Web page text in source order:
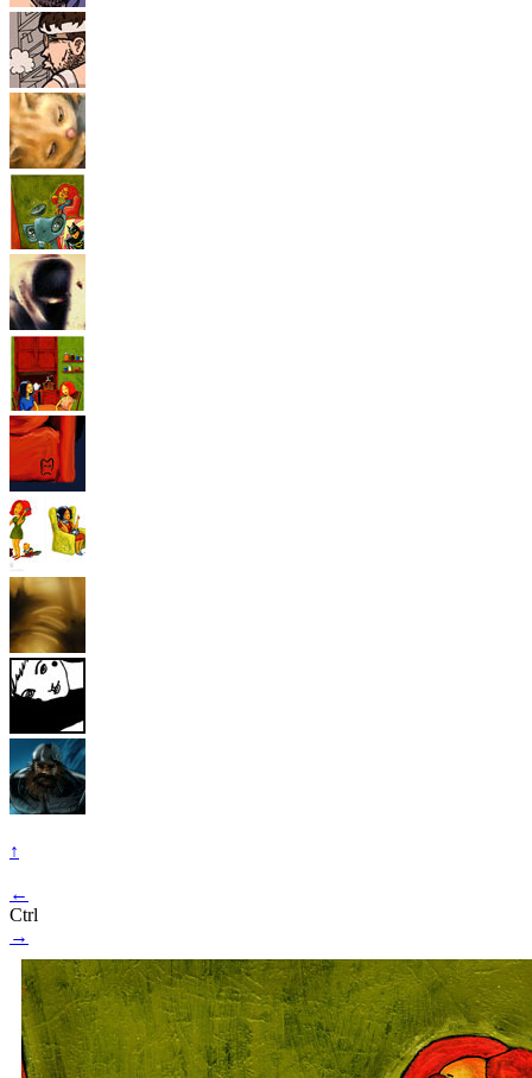
↑
←
Ctrl
→